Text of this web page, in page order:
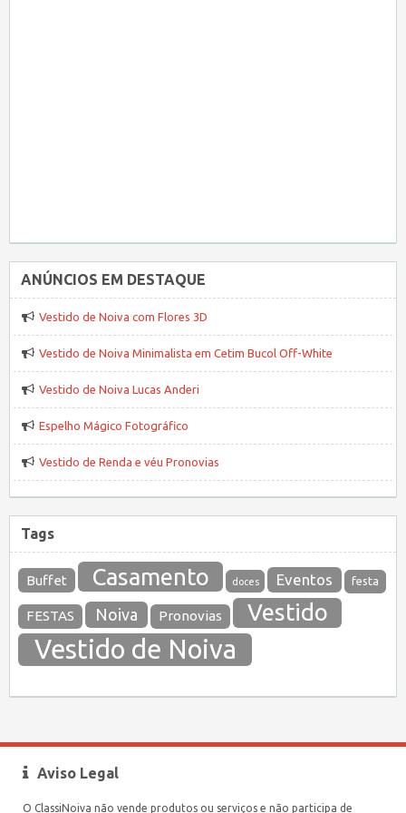
ANÚNCIOS EM DESTAQUE
Vestido de Noiva com Flores 3D
Vestido de Noiva Minimalista em Cetim Bucol Off-White
Vestido de Noiva Lucas Anderi
Espelho Mágico Fotográfico
Vestido de Renda e véu Pronovias
Tags
Buffet Casamento doces Eventos festa
FESTAS Noiva Pronovias Vestido
Vestido de Noiva
Aviso Legal
O ClassiNoiva não vende produtos ou serviços e não participa de